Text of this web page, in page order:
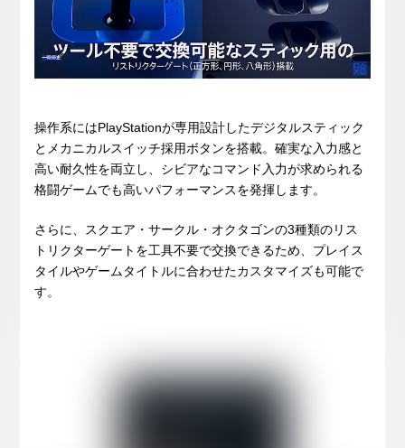
操作系にはPlayStationが専用設計したデジタルスティック
とメカニカルスイッチ採用ボタンを搭載。確実な入力感と
高い耐久性を両立し、シビアなコマンド入力が求められる
格闘ゲームでも高いパフォーマンスを発揮します。
さらに、スクエア・サークル・オクタゴンの3種類のリス
トリクターゲートを工具不要で交換できるため、プレイス
タイルやゲームタイトルに合わせたカスタマイズも可能で
す。